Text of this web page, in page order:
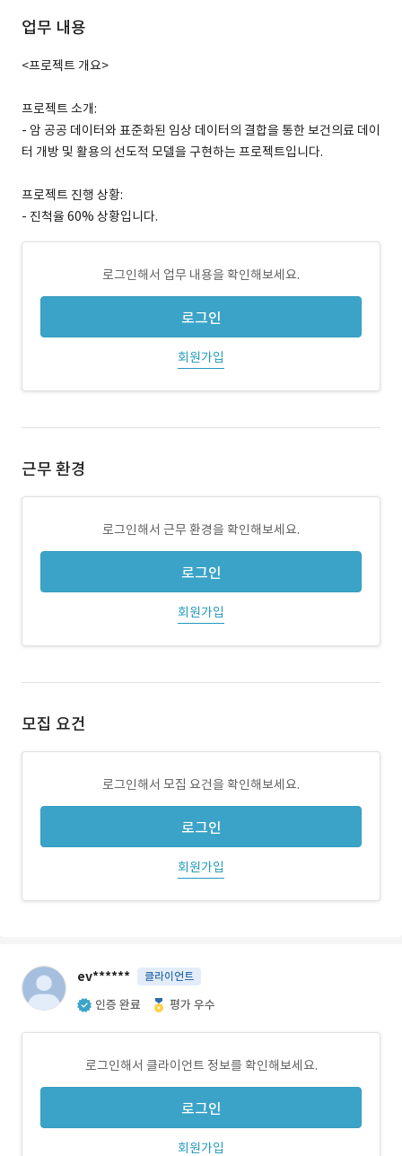
업무 내용
<프로젝트 개요>
프로젝트 소개:
- 암 공공 데이터와 표준화된 임상 데이터의 결합을 통한 보건의료 데이
터 개방 및 활용의 선도적 모델을 구현하는 프로젝트입니다.
프로젝트 진행 상황:
- 진척율 60% 상황입니다.
로그인해서 업무 내용을 확인해보세요.
로그인
회원가입
근무 환경
로그인해서 근무 환경을 확인해보세요.
로그인
회원가입
모집 요건
로그인해서 모집 요건을 확인해보세요.
로그인
회원가입
ev****** 클라이언트
인증 완료 평가 우수
로그인해서 클라이언트 정보를 확인해보세요.
로그인
회원가입